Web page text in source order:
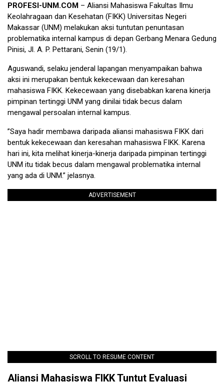
PROFESI-UNM.COM – Aliansi Mahasiswa Fakultas Ilmu
Keolahragaan dan Kesehatan (FIKK) Universitas Negeri
Makassar (UNM) melakukan aksi tuntutan penuntasan
problematika internal kampus di depan Gerbang Menara Gedung
Pinisi, Jl. A. P. Pettarani, Senin (19/1).
Aguswandi, selaku jenderal lapangan menyampaikan bahwa
aksi ini merupakan bentuk kekecewaan dan keresahan
mahasiswa FIKK. Kekecewaan yang disebabkan karena kinerja
pimpinan tertinggi UNM yang dinilai tidak becus dalam
mengawal persoalan internal kampus.
”Saya hadir membawa daripada aliansi mahasiswa FIKK dari
bentuk kekecewaan dan keresahan mahasiswa FIKK. Karena
hari ini, kita melihat kinerja-kinerja daripada pimpinan tertinggi
UNM itu tidak becus dalam mengawal problematika internal
yang ada di UNM.” jelasnya.
ADVERTISEMENT
SCROLL TO RESUME CONTENT
Aliansi Mahasiswa FIKK Tuntut Evaluasi